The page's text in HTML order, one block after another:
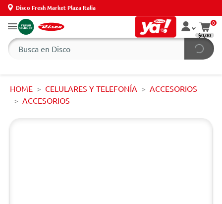
Disco Fresh Market Plaza Italia
0
$0,00
HOME CELULARES Y TELEFONÍA
ACCESORIOS
ACCESORIOS